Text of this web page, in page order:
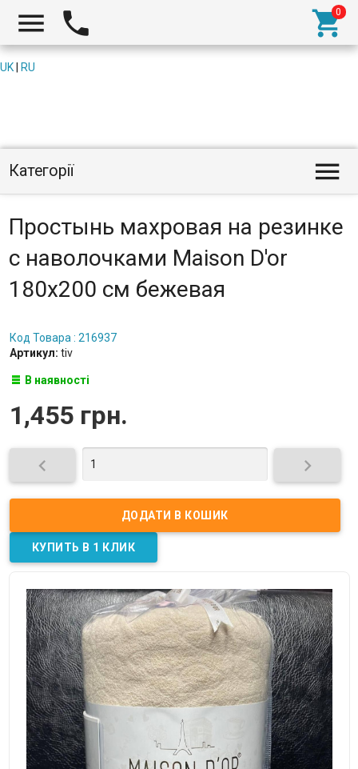
  
UK RU
Категорії 
Простынь махровая на резинке
с наволочками Maison D'or
180x200 см бежевая
Код Товара : 216937
Артикул: tiv
В наявності
1,455 грн.
 